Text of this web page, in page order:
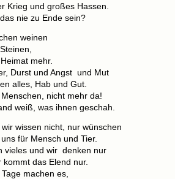
Krieg und großes Hassen.
nie zu Ende sein?
weinen
mehr.
Durst und Angst und Mut
alles, Hab und Gut.
nicht mehr da!
weiß, was ihnen geschah.
wissen nicht, nur wünschen
für Mensch und Tier.
vieles und wir denken nur
kommt das Elend nur.
machen es,